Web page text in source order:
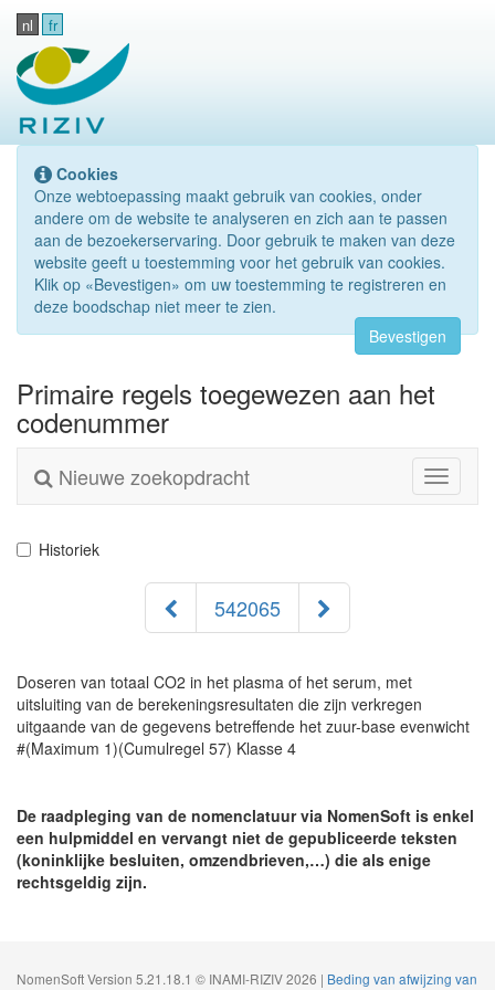
nl fr
Cookies
Onze webtoepassing maakt gebruik van cookies, onder
andere om de website te analyseren en zich aan te passen
aan de bezoekerservaring. Door gebruik te maken van deze
website geeft u toestemming voor het gebruik van cookies.
Klik op «Bevestigen» om uw toestemming te registreren en
deze boodschap niet meer te zien.
Bevestigen
Primaire regels toegewezen aan het
codenummer
Toggle
Nieuwe zoekopdracht
Historiek
542065
Doseren van totaal CO2 in het plasma of het serum, met
uitsluiting van de berekeningsresultaten die zijn verkregen
uitgaande van de gegevens betreffende het zuur-base evenwicht
#(Maximum 1)(Cumulregel 57) Klasse 4
De raadpleging van de nomenclatuur via NomenSoft is enkel
een hulpmiddel en vervangt niet de gepubliceerde teksten
(koninklijke besluiten, omzendbrieven,…) die als enige
rechtsgeldig zijn.
NomenSoft Version 5.21.18.1 © INAMI-RIZIV 2026 | Beding van afwijzing van